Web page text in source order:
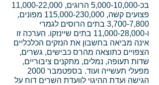
בכ-5,000-10,000 הרוגים, 11,000-22,000
פצועים קשה, 115,000-230,000 מפונים,
3,700-7,800 בתים הרוסים לגמרי
ו-11,000-28,000 בתים שיינזקו. הערכה זו
אינה מביאה בחשבון את הנזקים הכלכליים
הצפויים כתוצאה מהרס כבישים, גשרים,
שדות תעופה, נמלים, מתקנים ציבוריים,
מפעלי תעשייה ועוד. בספטמבר 2000
הגישה ועדת ההיגוי לוועדת השרים דוח על